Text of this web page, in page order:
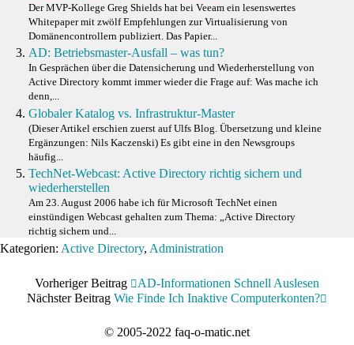
Der MVP-Kollege Greg Shields hat bei Veeam ein lesenswertes
Whitepaper mit zwölf Empfehlungen zur Virtualisierung von
Domänencontrollern publiziert. Das Papier...
AD: Betriebsmaster-Ausfall – was tun?
In Gesprächen über die Datensicherung und Wiederherstellung von
Active Directory kommt immer wieder die Frage auf: Was mache ich
denn,...
Globaler Katalog vs. Infrastruktur-Master
(Dieser Artikel erschien zuerst auf Ulfs Blog. Übersetzung und kleine
Ergänzungen: Nils Kaczenski) Es gibt eine in den Newsgroups
häufig...
TechNet-Webcast: Active Directory richtig sichern und
wiederherstellen
Am 23. August 2006 habe ich für Microsoft TechNet einen
einstündigen Webcast gehalten zum Thema: „Active Directory
richtig sichern und...
Kategorien: Active Directory, Administration
Vorheriger Beitrag
AD-Informationen Schnell Auslesen
Nächster Beitrag Wie Finde Ich Inaktive Computerkonten?
© 2005-2022 faq-o-matic.net